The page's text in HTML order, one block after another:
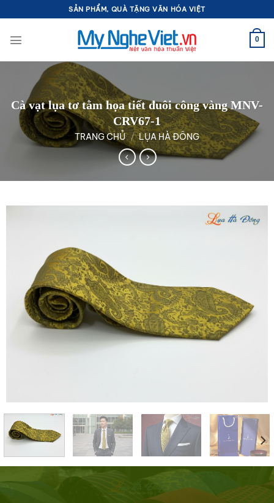
qua
nội
SẢN PHẨM, QUÀ TẶNG VĂN HÓA VIỆT
0
Cà vạt lụa tơ tằm họa tiết đuôi công vàng MNV-
CRV67-1
TRANG CHỦ / LỤA HÀ ĐÔNG